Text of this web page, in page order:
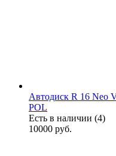
Автодиск R 16 Neo
POL
Есть в наличии (4)
10000 руб.